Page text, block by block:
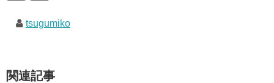
tsugumiko
関連記事